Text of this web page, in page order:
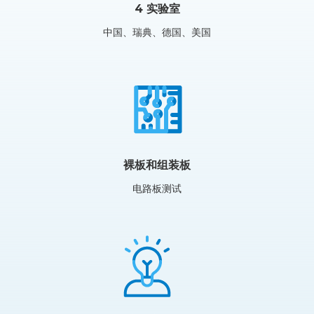
4 实验室
中国、瑞典、德国、美国
裸板和组装板
电路板测试